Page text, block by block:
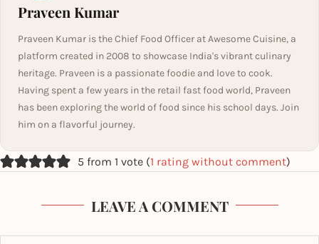
Praveen Kumar
Praveen Kumar is the Chief Food Officer at Awesome Cuisine, a
platform created in 2008 to showcase India's vibrant culinary
heritage. Praveen is a passionate foodie and love to cook.
Having spent a few years in the retail fast food world, Praveen
has been exploring the world of food since his school days. Join
him on a flavorful journey.
5 from 1 vote (1 rating without comment)
LEAVE A COMMENT